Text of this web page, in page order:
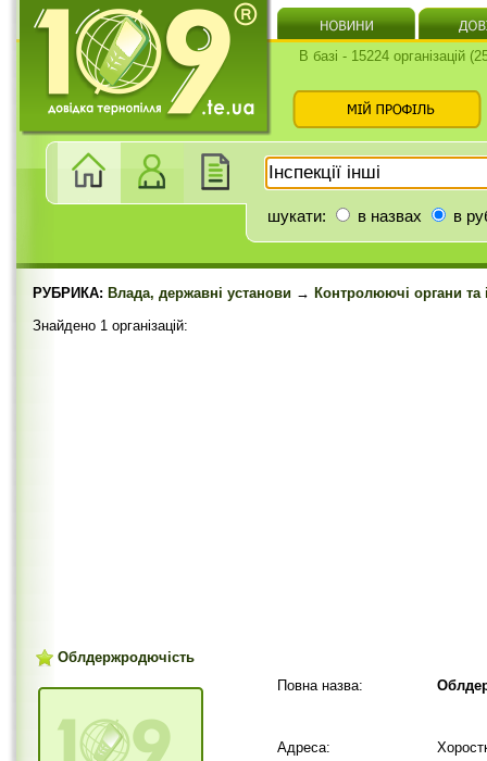
В базі - 15224 організацій
шукати: в назвах в
РУБРИКА: Влада, державні установи → Контролюючі органи та
Знайдено 1 організацій:
Облдержродючість
Повна назва:
Адреса: